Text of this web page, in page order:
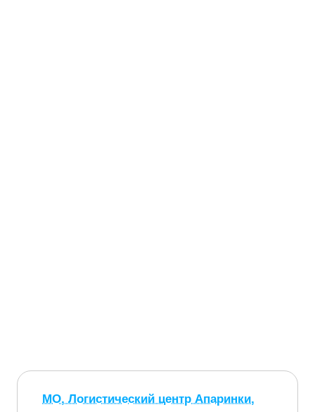
МО, Логистический центр Апаринки,